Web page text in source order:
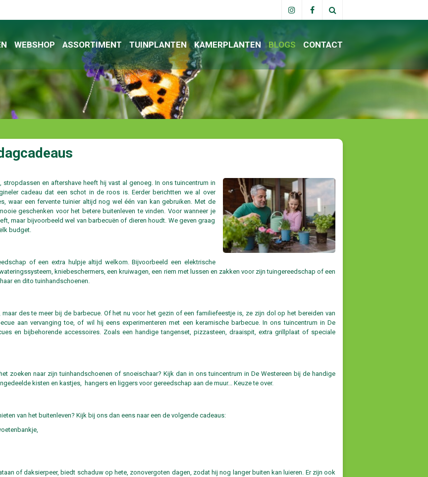
WEBSHOP ASSORTIMENT TUINPLANTEN KAMERPLANTEN BLOGS CONTACT
stropdassen en aftershave heeft hij vast al genoeg. In ons tuincentrum in
cadeau dat een schot in de roos is. Eerder berichtten we al over
waar een fervente tuinier altijd nog wel één van kan gebruiken. Met de
geschenken voor het betere buitenleven te vinden. Voor wanneer je
maar bijvoorbeeld wel van barbecuën of dieren houdt. We geven graag
budget.
of een extra hulpje altijd welkom. Bijvoorbeeld een elektrische
kniebeschermers, een kruiwagen, een riem met lussen en zakken voor zijn tuingereedschap of een
en dito tuinhandschoenen.
des te meer bij de barbecue. Of het nu voor het gezin of een familiefeestje is, ze zijn dol op het bereiden van
aan vervanging toe, of wil hij eens experimenteren met een keramische barbecue. In ons tuincentrum in De
en bijbehorende accessoires. Zoals een handige tangenset, pizzasteen, draaispit, extra grillplaat of speciale
zoeken naar zijn tuinhandschoenen of snoeischaar? Kijk dan in ons tuincentrum in De Westereen bij de handige
kisten en kastjes, hangers en liggers voor gereedschap aan de muur... Keuze te over.
van het buitenleven? Kijk bij ons dan eens naar een de volgende cadeaus:
of daksierpeer, biedt schaduw op hete, zonovergoten dagen, zodat hij nog langer buiten kan luieren. Er zijn ook